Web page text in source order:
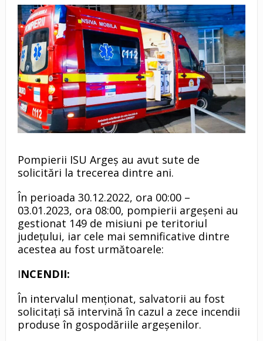
Pompierii ISU Argeş au avut sute de
solicitări la trecerea dintre ani.
În perioada 30.12.2022, ora 00:00 –
03.01.2023, ora 08:00, pompierii argeșeni au
gestionat 149 de misiuni pe teritoriul
județului, iar cele mai semnificative dintre
acestea au fost următoarele:
INCENDII:
În intervalul menționat, salvatorii au fost
solicitați să intervină în cazul a zece incendii
produse în gospodăriile argeșenilor.